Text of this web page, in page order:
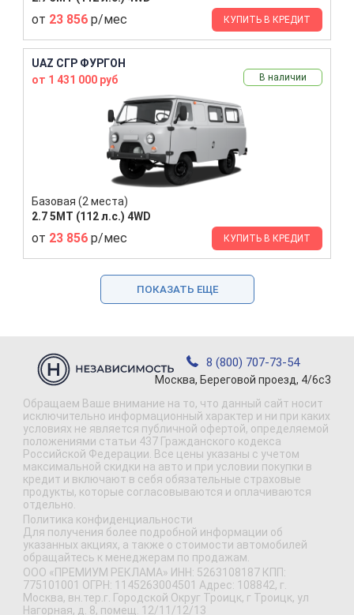
от 23 856 р/мес КУПИТЬ В КРЕДИТ
UAZ СГР ФУРГОН
от 1 431 000 руб
В наличии
Базовая (2 места)
2.7 5MT (112 л.с.) 4WD
от 23 856 р/мес КУПИТЬ В КРЕДИТ
ПОКАЗАТЬ ЕЩЕ
8 (800) 707-73-54
Москва, Береговой проезд, 4/6с3
Обращаем Ваше внимание на то, что данный сайт носит
исключительно информационный характер и ни при каких
условиях не является публичной офертой, определяемой
положениями статьи 437 Гражданского кодекса
Российской Федерации. Все цены указаны с учетом
максимальной скидки на авто и при условии покупки в
кредит и включают в себя обязательные страховые
продукты, которые согласовываются и оплачиваются
отдельно.
Политика конфиденциальности
Для получения более подробной информации об
указанных акциях, а также о стоимости автомобилей
обращайтесь к менеджерам по продажам.
ООО «ПРЕМИУМ РЕКЛАМА» ИНН: 5263108187 КПП:
775101001 ОГРН: 1145263004501 Адрес: 108842, г.
Москва, вн.тер.г. Городской Округ Троицк, г Троицк, ул
Нагорная, д. 8, помещ. 12/11/12/13